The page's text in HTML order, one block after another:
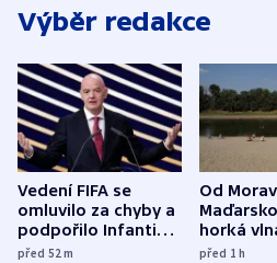
Výběr redakce
Vedení FIFA se
omluvilo za chyby a
podpořilo Infantina.
UEFA trvá na
před 52m
Od
horká
do dějin
před 1h